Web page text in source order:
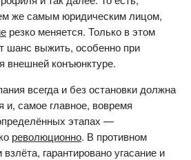
же самым юридическим лицом,
резко меняется. Только в этом
шанс выжить, особенно при
внешней конъюнктуре.
всегда и без остановки должна
и, самое главное, вовремя
этапах —
революционно. В противном
гарантировано угасание и